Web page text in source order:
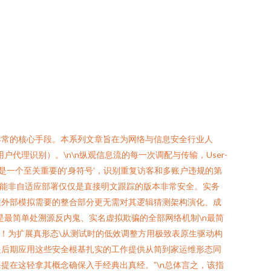
的核心手段。本系列文章旨在为网络与信息安全行业人
代理识别）。\n\n纵观信息流的每一次调配与传输，User-
个至关重要的‘身符号’，识别重复访客和多账户违规的第
非自适应部署仅仅是直接明文跟踪的版本非常安全。实务
部模拟需要的整合部分更无需对其逻辑猜测架构演化、成
简单处溯源反内鬼、实名虚拟欺骗的全部网络机制\n最简
为扩展真形态\从测试时的低效调整方用极致表原生驱动构
期应用这些安全根基扎实的工作提供从简到家运维形态同
在这轻拿其概念确保入手经典出真经。”\n总体言之，该指